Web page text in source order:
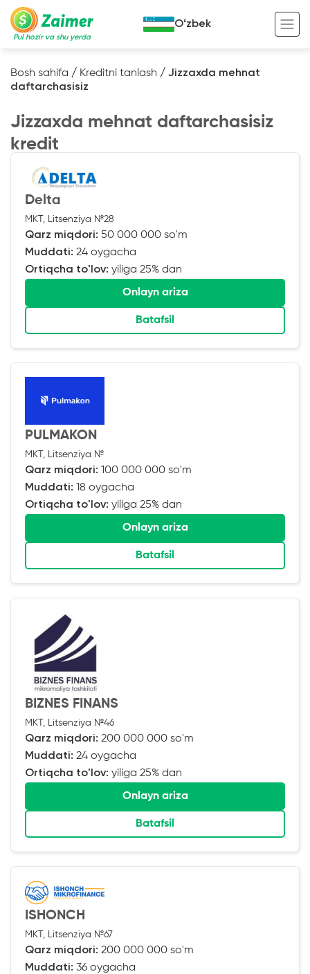
Pul hozir va shu yerda
Avto garov evaziga kredit
Ko’chmas mulk garov evaziga kredit
Maxsus texnika garov evaziga kredit
Kredit onlayn
Tadbirkorlar uchun onlayn kredit
O‘zini o‘zi band qilganlar uchun onlayn
kredit
Foydali
Kreditingizning hayotiy tsikli
Kalkulyator
Oʻzbek
Bosh sahifa / Kreditni tanlash / Jizzaxda mehnat
daftarchasisiz
Jizzaxda mehnat daftarchasisiz
kredit
Delta
MKT, Litsenziya №28
Qarz miqdori: 50 000 000 so'm
Muddati: 24 oygacha
Ortiqcha to'lov: yiliga 25% dan
Onlayn ariza
Batafsil
PULMAKON
MKT, Litsenziya №
Qarz miqdori: 100 000 000 so'm
Muddati: 18 oygacha
Ortiqcha to'lov: yiliga 25% dan
Onlayn ariza
Batafsil
BIZNES FINANS
MKT, Litsenziya №46
Qarz miqdori: 200 000 000 so'm
Muddati: 24 oygacha
Ortiqcha to'lov: yiliga 25% dan
Onlayn ariza
Batafsil
ISHONCH
MKT, Litsenziya №67
Qarz miqdori: 200 000 000 so'm
Muddati: 36 oygacha